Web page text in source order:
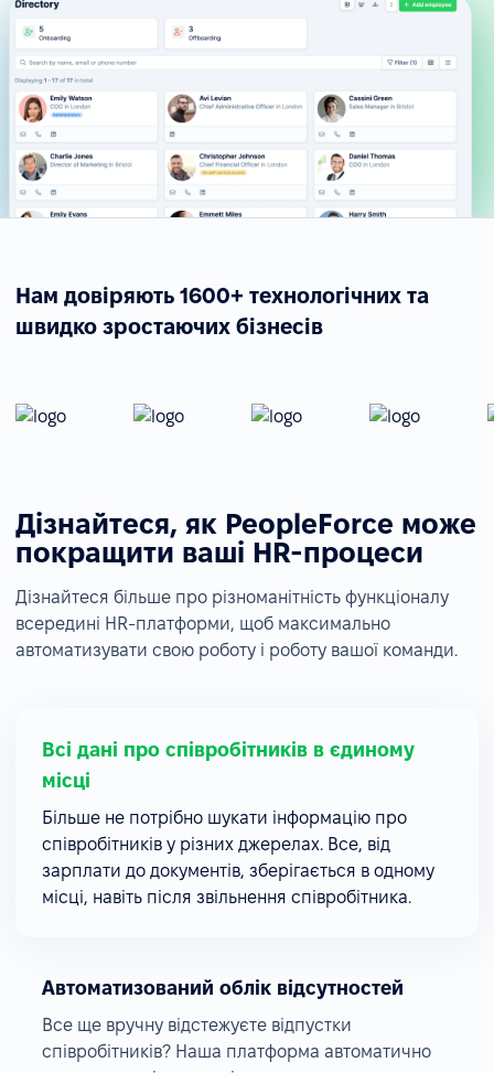
Нам довіряють 1600+ технологічних та
швидко зростаючих бізнесів
Дізнайтеся, як PeopleForce може
покращити ваші HR-процеси
Дізнайтеся більше про різноманітність функціоналу
всередині HR-платформи, щоб максимально
автоматизувати свою роботу і роботу вашої команди.
Всі дані про співробітників в єдиному
місці
Більше не потрібно шукати інформацію про
співробітників у різних джерелах. Все, від
зарплати до документів, зберігається в одному
місці, навіть після звільнення співробітника.
Автоматизований облік відсутностей
Все ще вручну відстежуєте відпустки
співробітників? Наша платформа автоматично